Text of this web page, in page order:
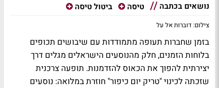
נושאים בכתבה טיסה ביטול טיסה
צילום: דוברות אל על
בזמן שחברות תעופה מתמודדות עם שיבושים תכופים
בלוחות הזמנים, חלק מהנוסעים הישראלים מגלים דרך
יצירתית להפוך את הכאוס להזדמנות. תופעה צרכנית
שזכתה לכינוי "טריק יום כיפור" חוזרת במלואה: נוסעים